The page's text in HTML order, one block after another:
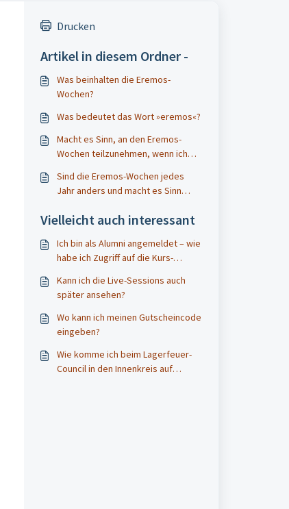
Drucken
Artikel in diesem Ordner -
Was beinhalten die Eremos-
Wochen?
Was bedeutet das Wort »eremos«?
Macht es Sinn, an den Eremos-
Wochen teilzunehmen, wenn ich
teilgenommen habe?
Sind die Eremos-Wochen jedes
Jahr anders und macht es Sinn
Vielleicht auch interessant
Ich bin als Alumni angemeldet – wie
habe ich Zugriff auf die Kurs-
Kann ich die Live-Sessions auch
später ansehen?
Wo kann ich meinen Gutscheincode
eingeben?
Wie komme ich beim Lagerfeuer-
Council in den Innenkreis auf